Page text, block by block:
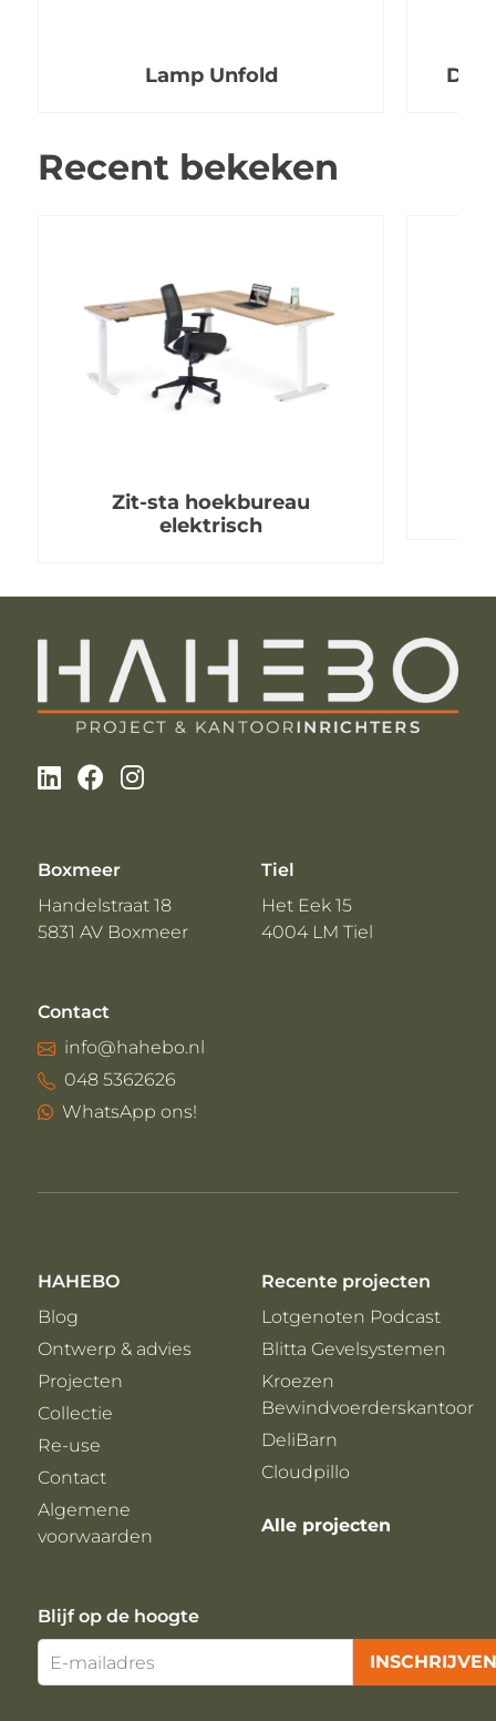
Lamp Unfold
Recent bekeken
Zit-sta hoekbureau
elektrisch
Boxmeer
Handelstraat 18
5831 AV Boxmeer
Tiel
Het Eek 15
4004 LM Tiel
Contact
info@hahebo.nl
048 5362626
WhatsApp ons!
HAHEBO
Blog
Ontwerp & advies
Projecten
Collectie
Re-use
Contact
Algemene
voorwaarden
Recente projecten
Lotgenoten Podcast
Blitta Gevelsystemen
Kroezen
Bewindvoerderskantoor
DeliBarn
Cloudpillo
Alle projecten
Blijf op de hoogte